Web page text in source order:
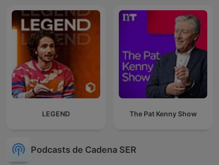
LEGEND The Pat Kenny Show
Podcasts de Cadena SER